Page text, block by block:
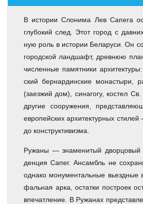
В ис­то­рии Сло­ни­ма Лев Са­пе­га
глу­бо­кий след. Этот го­род с
ную роль в ис­то­рии Бе­ла­ру­си. Он
го­род­ской ланд­шафт, древ­нюю
чис­лен­ные па­мят­ни­ки
ский бер­нар­дин­ские мо­на­сты­ри,
(за­ез­жий дом), си­на­го­гу, ко­стел
дру­гие со­ору­же­ния,
ев­ро­пей­ских ар­хи­тек­тур­ных
до кон­ст­рук­ти­виз­ма.
Ру­жа­ны — зна­ме­ни­тый двор­цо­вый
ден­ция Са­пег. Ансамбль не
од­на­ко мо­ну­мен­таль­ные
фаль­ная ар­ка, остат­ки по­стро­ек
впе­чат­ле­ние. В Ру­жа­нах